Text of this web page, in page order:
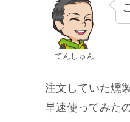
てんしゅん
注文していた燻
早速使ってみた